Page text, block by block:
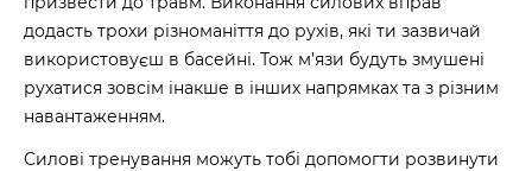
додасть трохи різноманіття до рухів, які ти зазвичай
використовуєш в басейні. Тож м’язи будуть змушені
рухатися зовсім інакше в інших напрямках та з різним
навантаженням.
Силові тренування можуть тобі допомогти розвинути